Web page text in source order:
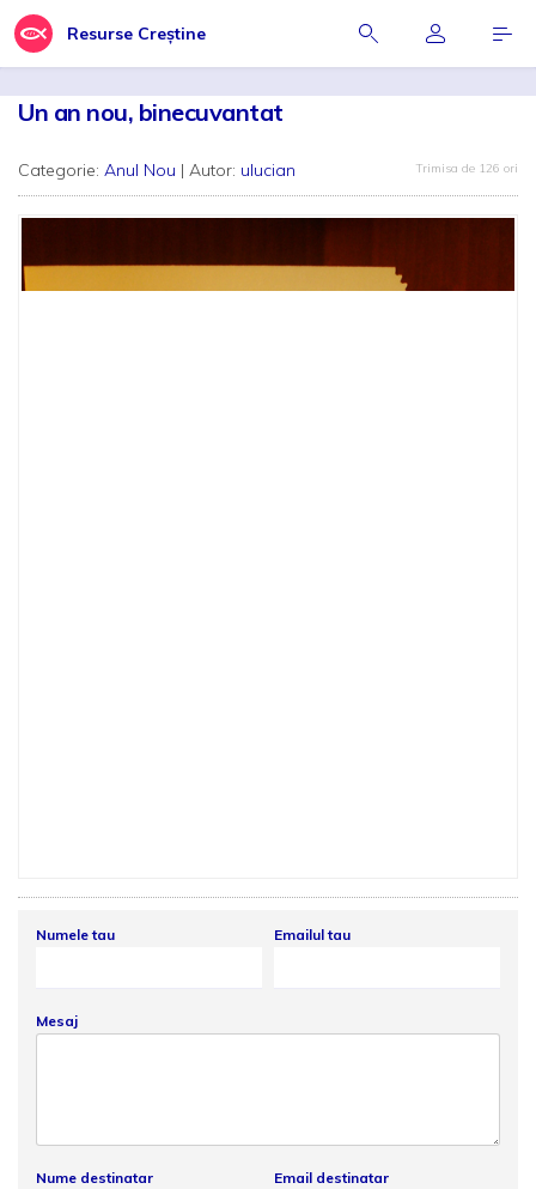
Resurse Creștine
Un an nou, binecuvantat
Categorie: Anul Nou | Autor: ulucian Trimisa de 126 ori
Numele tau Emailul tau
Mesaj
Nume destinatar Email destinatar